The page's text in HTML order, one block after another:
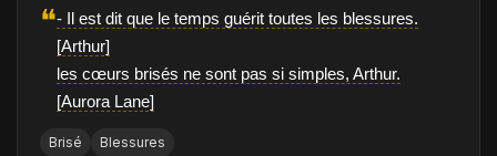
❝- Il est dit que le temps guérit toutes les blessures.
[Arthur]
les cœurs brisés ne sont pas si simples, Arthur.
[Aurora Lane]
Brisé Blessures